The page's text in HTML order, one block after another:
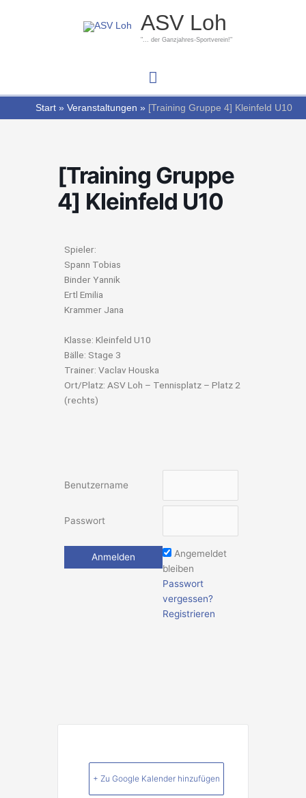
ASV Loh
"... der Ganzjahres-Sportverein!"
Hauptmenü
Start Veranstaltungen [Training Gruppe 4] Kleinfeld U10
[Training Gruppe
4] Kleinfeld U10
Spieler:
Spann Tobias
Binder Yannik
Ertl Emilia
Krammer Jana
Klasse: Kleinfeld U10
Bälle: Stage 3
Trainer: Vaclav Houska
Ort/Platz: ASV Loh – Tennisplatz – Platz 2
(rechts)
Benutzername
Passwort
Angemeldet
bleiben
Passwort
vergessen?
Registrieren
+ Zu Google Kalender hinzufügen